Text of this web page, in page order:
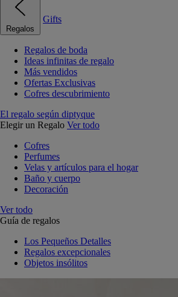
Regalos
Gifts
Regalos de boda
Ideas infinitas de regalo
Más vendidos
Ofertas Exclusivas
Cofres descubrimiento
El regalo según diptyque
Elegir un Regalo Ver todo
Cofres
Perfumes
Velas y artículos para el hogar
Baño y cuerpo
Decoración
Ver todo
Guía de regalos
Los Pequeños Detalles
Regalos excepcionales
Objetos insólitos